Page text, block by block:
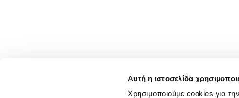
Αυτή η ιστοσελίδα
Χρησιμοποιούμε cookies για